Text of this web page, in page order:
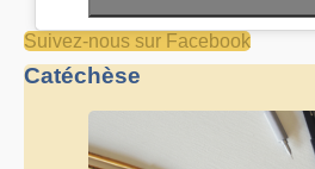
Suivez-nous sur Facebook
Catéchèse